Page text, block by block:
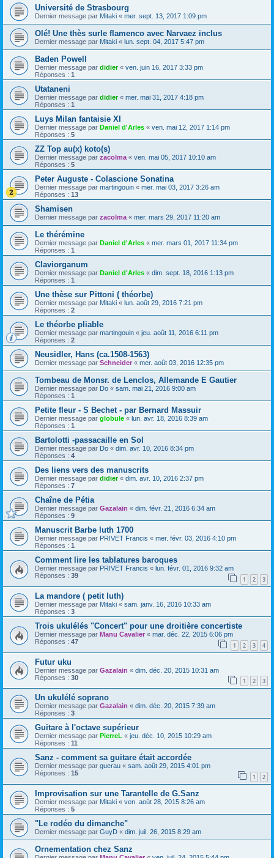
Université de Strasbourg
Dernier message par Mitaki « mer. sept. 13, 2017 1:09 pm
Olé! Une thès surle flamenco avec Narvaez inclus
Dernier message par Mitaki « lun. sept. 04, 2017 5:47 pm
Baden Powell
Dernier message par didier« ven. juin 16, 2017 3:33 pm
Réponses : 1
Utataneni
Dernier message par didier« mer. mai 31, 2017 4:18 pm
Réponses : 1
Luys Milan fantaisie XI
Dernier message par Daniel d'Arles « ven. mai 12, 2017 1:14 pm
Réponses : 5
ZZ Top au(x) koto(s)
Dernier message par zacolma « ven. mai 05, 2017 10:10 am
Réponses : 5
Peter Auguste - Colascione Sonatina
Dernier message par martingouin « mer. mai 03, 2017 3:26 am
Réponses : 13
Shamisen
Dernier message par zacolma « mer. mars 29, 2017 11:20 am
Le thérémine
Dernier message par Daniel d'Arles « mer. mars 01, 2017 11:34 pm
Réponses : 1
Claviorganum
Dernier message par Daniel d'Arles « dim. sept. 18, 2016 1:13 pm
Réponses : 1
Une thèse sur Pittoni ( théorbe)
Dernier message par Mitaki « lun. août 29, 2016 7:21 pm
Réponses : 2
Le théorbe pliable
Dernier message par martingouin « jeu. août 11, 2016 6:11 pm
Réponses : 2
Neusidler, Hans (ca.1508-1563)
Dernier message par Schneider « mer. août 03, 2016 12:35 pm
Tombeau de Monsr. de Lenclos, Allemande E Gautier
Dernier message par Do « sam. mai 21, 2016 9:00 am
Réponses : 1
Petite fleur - S Bechet - par Bernard Massuir
Dernier message par globule « lun. avr. 18, 2016 8:39 am
Réponses : 1
Bartolotti -passacaille en Sol
Dernier message par Do « dim. avr. 10, 2016 8:34 pm
Réponses : 4
Des liens vers des manuscrits
Dernier message par didier« dim. avr. 10, 2016 2:37 pm
Réponses : 7
Chaîne de Pétia
Dernier message par Gazalain « dim. févr. 21, 2016 6:34 am
Réponses : 9
Manuscrit Barbe luth 1700
Dernier message par PRIVET Francis « mer. févr. 03, 2016 4:10 pm
Réponses : 1
Comment lire les tablatures baroques
Dernier message par PRIVET Francis « lun. févr. 01, 2016 9:32 am
Réponses : 39 1 2 3
La mandore ( petit luth)
Dernier message par Mitaki « sam. janv. 16, 2016 10:33 am
Réponses : 3
Trois ukulélés "Concert" pour une droitière concertiste
Dernier message par Manu Cavalier « mar. déc. 22, 2015 6:06 pm
Réponses : 47 1 2 3 4
Futur uku
Dernier message par Gazalain « dim. déc. 20, 2015 10:31 am
Réponses : 30 1 2 3
Un ukulélé soprano
Dernier message par Gazalain « dim. déc. 20, 2015 7:39 am
Réponses : 3
Guitare à l'octave supérieur
Dernier message par PierreL « jeu. déc. 10, 2015 10:29 am
Réponses : 11
Sanz - comment sa guitare était accordée
Dernier message par guerau « sam. août 29, 2015 4:01 pm
Réponses : 15 1 2
Improvisation sur une Tarantelle de G.Sanz
Dernier message par Mitaki « ven. août 28, 2015 8:26 am
Réponses : 5
"Le rodéo du dimanche"
Dernier message par GuyD « dim. juil. 26, 2015 8:29 am
Ornementation chez Sanz